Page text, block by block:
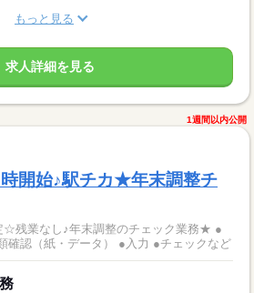
もっと見る
求人詳細を見る
1週間以内公開
開始♪駅チカ★年末調整チ
☆残業なし♪年末調整のチェック業務★ ●
確認（紙・データ） ●入力 ●チェックなど